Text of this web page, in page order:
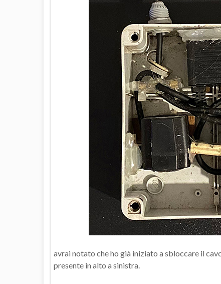
avrai notato che ho già iniziato a sbloccare il
presente in alto a sinistra.